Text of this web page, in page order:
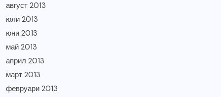
август 2013
юли 2013
юни 2013
май 2013
април 2013
март 2013
февруари 2013